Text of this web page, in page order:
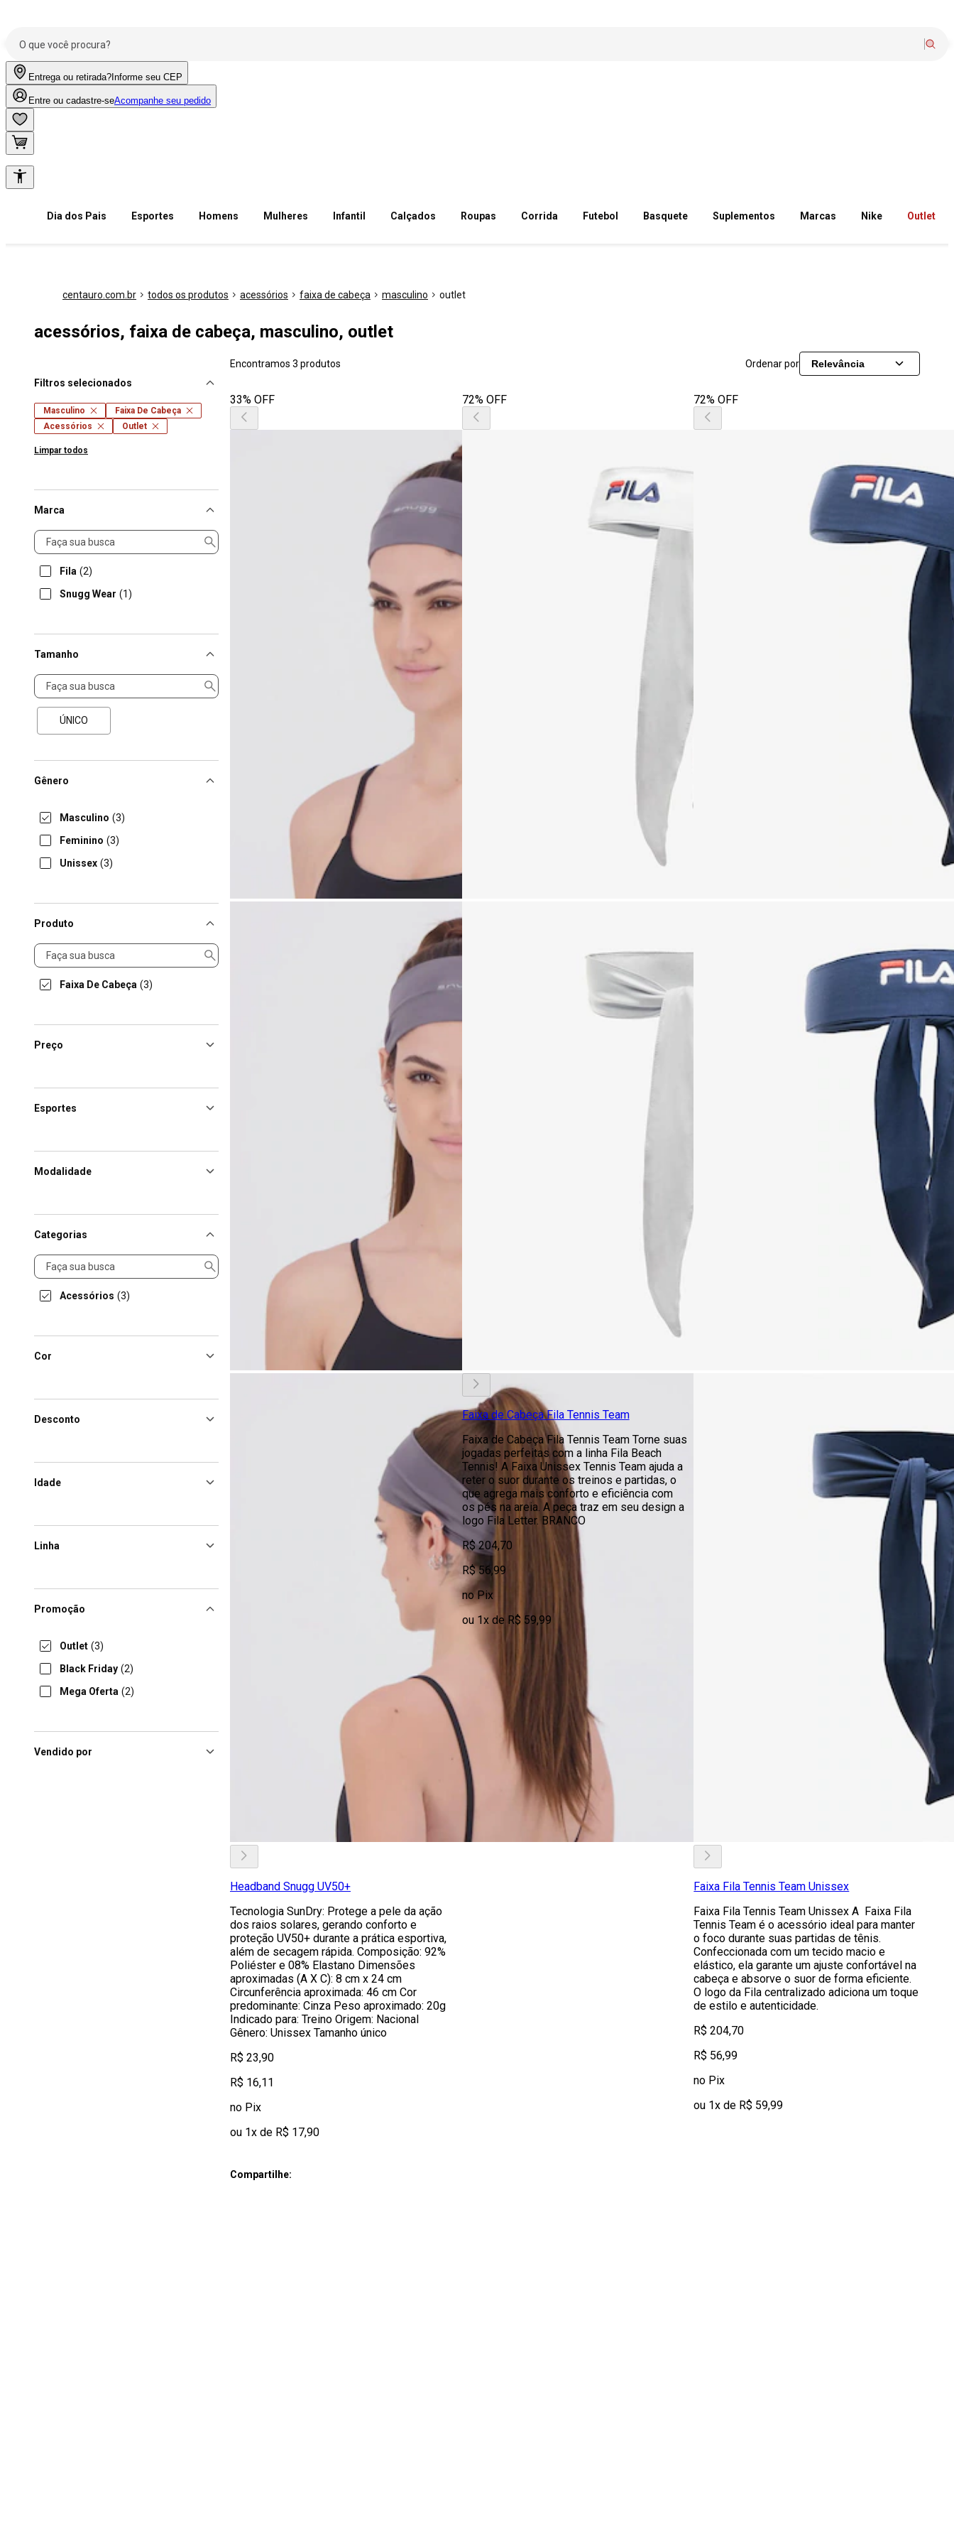
Entrega ou retirada? Informe seu CEP
Entre ou cadastre-seAcompanhe seu pedido
Dia dos Pais Esportes Homens Mulheres Infantil Calçados Roupas Corrida Futebol Basquete Suplementos Marcas Nike Outlet
centauro.com.br todos os produtos acessórios faixa de cabeça masculino outlet
acessórios, faixa de cabeça, masculino, outlet
Filtros selecionados
Masculino
Faixa De Cabeça
Acessórios
Outlet
Limpar todos
Marca
Marca
Fila (2)
Snugg Wear (1)
Tamanho
Tamanho
ÚNICO
Gênero
Masculino (3)
Feminino (3)
Unissex (3)
Produto
Produto
Faixa De Cabeça (3)
Preço
Esportes
Modalidade
Categorias
Categorias
Acessórios (3)
Cor
Desconto
Idade
Linha
Promoção
Outlet (3)
Black Friday (2)
Mega Oferta (2)
Vendido por
Encontramos 3 produtos Ordenar por Relevância
33% OFF
Headband Snugg UV50+
Tecnologia SunDry: Protege a pele da ação
dos raios solares, gerando conforto e
proteção UV50+ durante a prática esportiva,
além de secagem rápida. Composição: 92%
Poliéster e 08% Elastano Dimensões
aproximadas (A X C): 8 cm x 24 cm
Circunferência aproximada: 46 cm Cor
predominante: Cinza Peso aproximado: 20g
Indicado para: Treino Origem: Nacional
Gênero: Unissex Tamanho único
R$ 23,90
R$ 16,11
no Pix
ou 1x de R$ 17,90
72% OFF
Faixa de Cabeça Fila Tennis Team
Faixa de Cabeça Fila Tennis Team Torne suas
jogadas perfeitas com a linha Fila Beach
Tennis! A Faixa Unissex Tennis Team ajuda a
reter o suor durante os treinos e partidas, o
que agrega mais conforto e eficiência com
os pés na areia. A peça traz em seu design a
logo Fila Letter. BRANCO
R$ 204,70
R$ 56,99
no Pix
ou 1x de R$ 59,99
72% OFF
Faixa Fila Tennis Team Unissex
Faixa Fila Tennis Team Unissex A Faixa Fila
Tennis Team é o acessório ideal para manter
o foco durante suas partidas de tênis.
Confeccionada com um tecido macio e
elástico, ela garante um ajuste confortável na
cabeça e absorve o suor de forma eficiente.
O logo da Fila centralizado adiciona um toque
de estilo e autenticidade.
R$ 204,70
R$ 56,99
no Pix
ou 1x de R$ 59,99
Compartilhe: